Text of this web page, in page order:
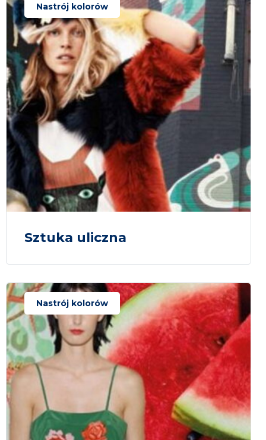
Nastrój kolorów
Sztuka uliczna
Nastrój kolorów